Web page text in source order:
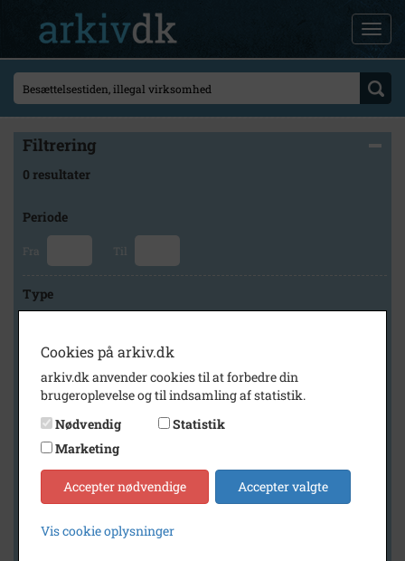
Filtrering
0 resultater
Periode
Fra Til
Type
Arkiv
Slagelse Stads- og Lokalarkiv
Generelt
Cookies på arkiv.dk
arkiv.dk anvender cookies til at forbedre din
brugeroplevelse og til indsamling af statistik.
Nødvendig
Statistik
Marketing
Accepter nødvendige Accepter valgte
Vis cookie oplysninger